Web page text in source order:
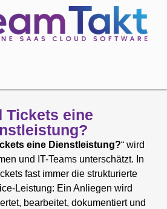
Tickets eine
eine Dienstleistung?“ wird
und IT-Teams unterschätzt. In
fast immer die strukturierte
Leistung: Ein Anliegen wird
bearbeitet, dokumentiert und